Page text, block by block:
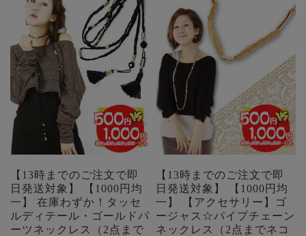
【13時までのご注文で即
日発送対象】 【1000円均
一】 在庫わずか！タッセ
ルディテール・ゴールドパ
ーツネックレス（2点まで
【13時までのご注文で即
日発送対象】 【1000円均
一】 【アクセサリー】ゴ
ージャス☆パイプチェーン
ネックレス（2点までネコ